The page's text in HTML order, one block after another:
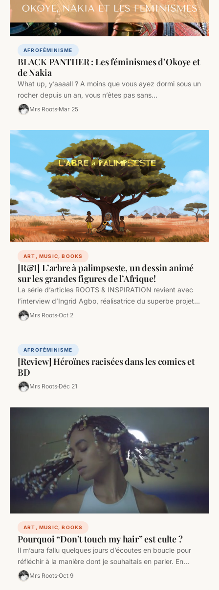
AFROFÉMINISME
BLACK PANTHER : Les féminismes d’Okoye et
de Nakia
What up, y’aaaall ? A moins que vous ayez dormi sous un
rocher depuis un an, vous n’êtes pas sans…
Mrs Roots Mar 25
ART, MUSIC, BOOKS
[R&I] L’arbre à palimpseste, un dessin animé
sur les grandes figures de l’Afrique!
La série d’articles ROOTS & INSPIRATION revient avec
l’interview d’Ingrid Agbo, réalisatrice du superbe projet
L’arbre à palimpseste, un projet…
Mrs Roots Oct 2
AFROFÉMINISME
[Review] Héroïnes racisées dans les comics et
BD
Mrs Roots Déc 21
ART, MUSIC, BOOKS
Pourquoi “Don’t touch my hair” est culte ?
Il m’aura fallu quelques jours d’écoutes en boucle pour
réfléchir à la manière dont je souhaitais en parler. En
réalité,…
Mrs Roots Oct 9